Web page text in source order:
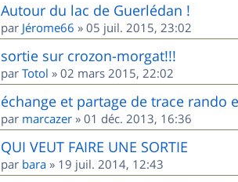
Autour du lac de Guerlédan !
par Jérome66 » 05 juil. 2015, 23:02
sortie sur crozon-morgat!!!
par Totol » 02 mars 2015, 22:02
échange et partage de trace rando
par marcazer » 01 déc. 2013, 16:36
QUI VEUT FAIRE UNE SORTIE
par bara » 19 juil. 2014, 12:43